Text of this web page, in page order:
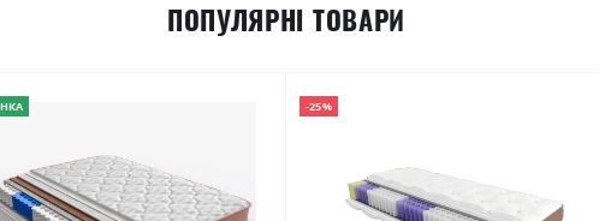
ПОПУЛЯРНІ ТОВАРИ
-25%